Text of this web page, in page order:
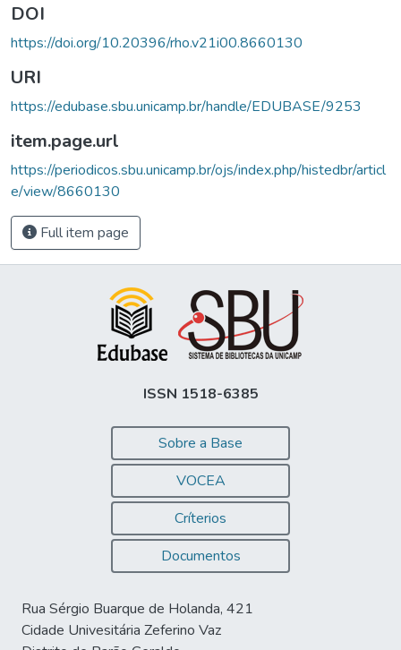
DOI
https://doi.org/10.20396/rho.v21i00.8660130
URI
https://edubase.sbu.unicamp.br/handle/EDUBASE/9253
item.page.url
https://periodicos.sbu.unicamp.br/ojs/index.php/histedbr/articl
e/view/8660130
Full item page
ISSN 1518-6385
Sobre a Base
VOCEA
Críterios
Documentos
Rua Sérgio Buarque de Holanda, 421
Cidade Univesitária Zeferino Vaz